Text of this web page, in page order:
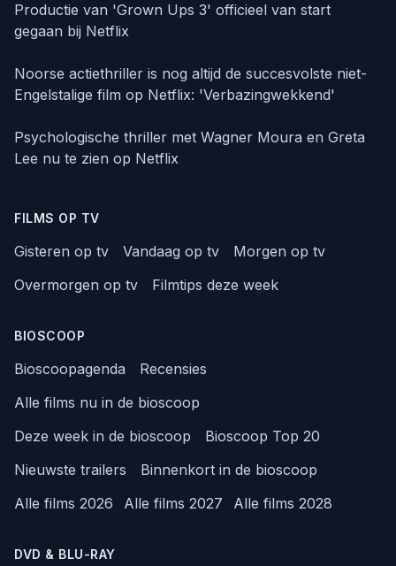
Productie van 'Grown Ups 3' officieel van start
gegaan bij Netflix
Noorse actiethriller is nog altijd de succesvolste niet-
Engelstalige film op Netflix: 'Verbazingwekkend'
Psychologische thriller met Wagner Moura en Greta
Lee nu te zien op Netflix
FILMS OP TV
Gisteren op tv Vandaag op tv
Morgen op tv
Overmorgen op tv
Filmtips deze week
BIOSCOOP
Bioscoopagenda
Recensies
Alle films nu in de bioscoop
Deze week in de bioscoop
Bioscoop Top 20
Nieuwste trailers
Binnenkort in de bioscoop
Alle films 2026
Alle films 2027 Alle films 2028
DVD & BLU-RAY